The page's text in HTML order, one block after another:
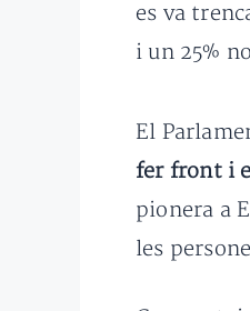
es va
i un 25%
El
fer front i
pionera a
les